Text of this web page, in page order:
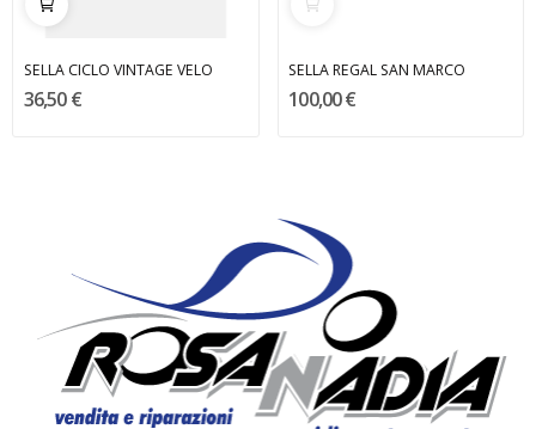
SELLA CICLO VINTAGE VELO
36,50 €
SELLA REGAL SAN MARCO
100,00 €